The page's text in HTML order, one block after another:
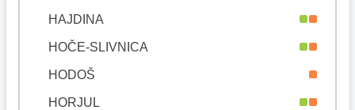
HAJDINA
HOČE-SLIVNICA
HODOŠ
HORJUL